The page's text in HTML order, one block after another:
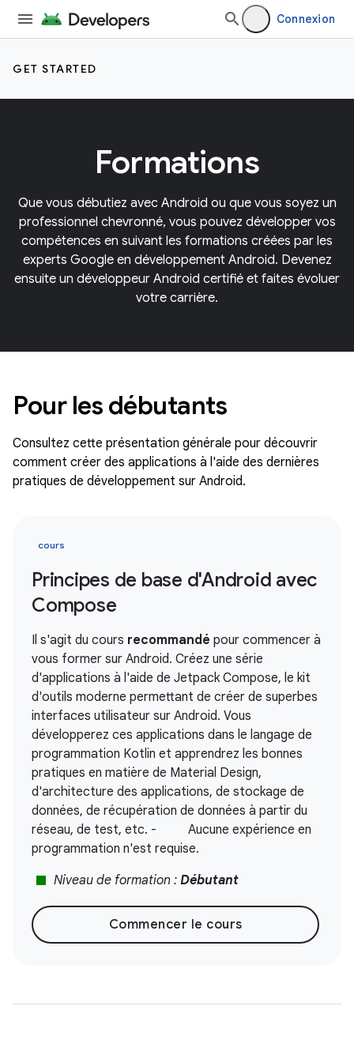
Connexion
GET STARTED
Formations
Que vous débutiez avec Android ou que vous soyez un
professionnel chevronné, vous pouvez développer vos
compétences en suivant les formations créées par les
experts Google en développement Android. Devenez
ensuite un développeur Android certifié et faites évoluer
votre carrière.
Pour les débutants
Consultez cette présentation générale pour découvrir
comment créer des applications à l'aide des dernières
pratiques de développement sur Android.
cours
Principes de base d'Android avec
Compose
Il s'agit du cours recommandé pour commencer à
vous former sur Android. Créez une série
d'applications à l'aide de Jetpack Compose, le kit
d'outils moderne permettant de créer de superbes
interfaces utilisateur sur Android. Vous
développerez ces applications dans le langage de
programmation Kotlin et apprendrez les bonnes
pratiques en matière de Material Design,
d'architecture des applications, de stockage de
données, de récupération de données à partir du
réseau, de test, etc. - Aucune expérience en
programmation n'est requise.
stop Niveau de formation : Débutant
Commencer le cours